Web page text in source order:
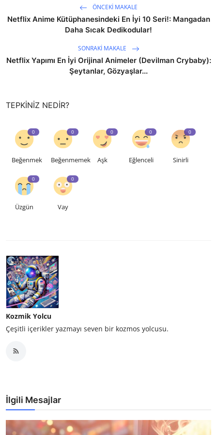
ÖNCEKI MAKALE
Netflix Anime Kütüphanesindeki En İyi 10 Seri!: Mangadan
Daha Sıcak Dedikodular!
SONRAKI MAKALE
Netflix Yapımı En İyi Orijinal Animeler (Devilman Crybaby):
Şeytanlar, Gözyaşlar...
TEPKINIZ NEDIR?
0
Beğenmek
0
Beğenmemek
0
Aşk
0
Eğlenceli
0
Sinirli
0
Üzgün
0
Vay
Kozmik Yolcu
Çeşitli içerikler yazmayı seven bir kozmos yolcusu.
İlgili Mesajlar